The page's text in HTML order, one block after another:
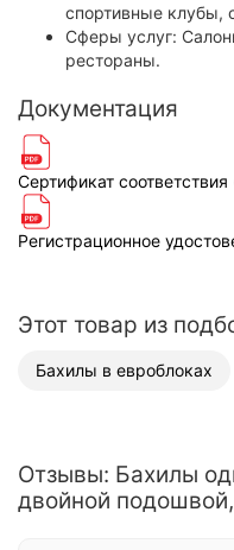
спортивные клубы,
Сферы услуг:
рестораны.
Документация
Сертификат соответствия
Регистрационное
Этот товар из
Бахилы в евроблоках
Отзывы: Бахилы
двойной